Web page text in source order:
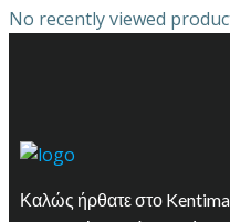
No recently viewed
Καλώς ήρθατε στο